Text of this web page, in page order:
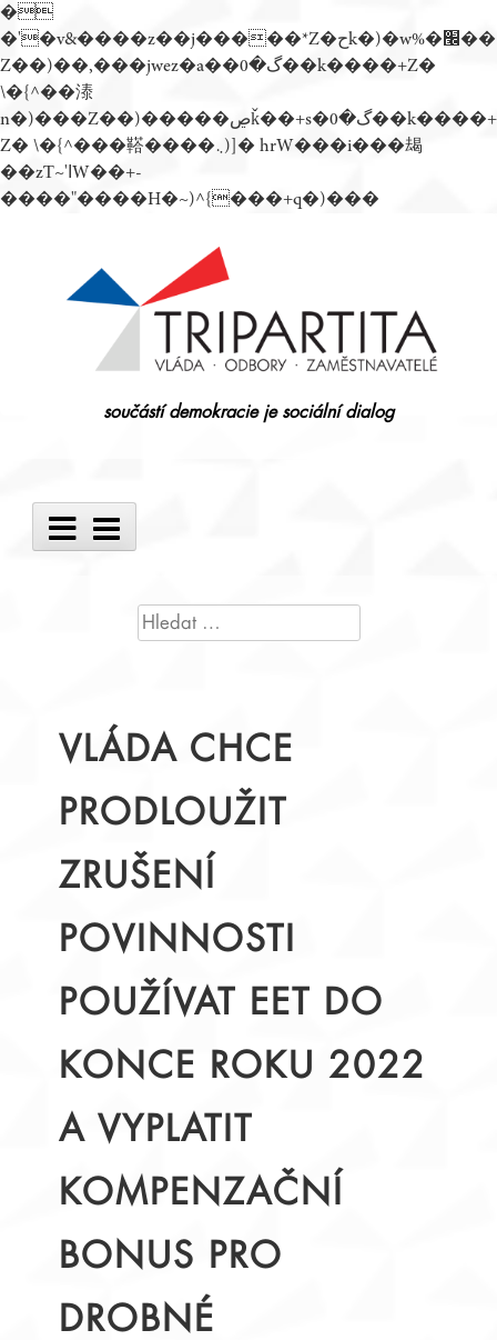
�
�'�v&����z��j�����*Z�حk�)�w%�׬��
Z��)��,���jwez�a��گ�0��k����+Z�
\�{^��溙
n�)���Z��)�����ڝǩ��+s�گ�0��k����+
Z� \�{^���鞳����܆)]� hrW���i���朅
��zƬ~'ߊW��+-
����"����H�~)^{���+q�)���
součástí demokracie je sociální dialog
Main
Menu
VYHLEDÁVÁNÍ
VLÁDA CHCE
PRODLOUŽIT
ZRUŠENÍ
POVINNOSTI
POUŽÍVAT EET DO
KONCE ROKU 2022
A VYPLATIT
KOMPENZAČNÍ
BONUS PRO
DROBNÉ